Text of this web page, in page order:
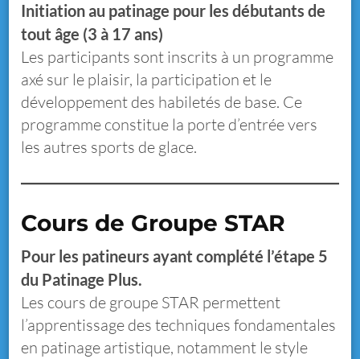
Initiation au patinage pour les débutants de
tout âge (3 à 17 ans)
Les participants sont inscrits à un programme
axé sur le plaisir, la participation et le
développement des habiletés de base. Ce
programme constitue la porte d’entrée vers
les autres sports de glace.
Cours de Groupe STAR
Pour les patineurs ayant complété l’étape 5
du Patinage Plus.
Les cours de groupe STAR permettent
l’apprentissage des techniques fondamentales
en patinage artistique, notamment le style